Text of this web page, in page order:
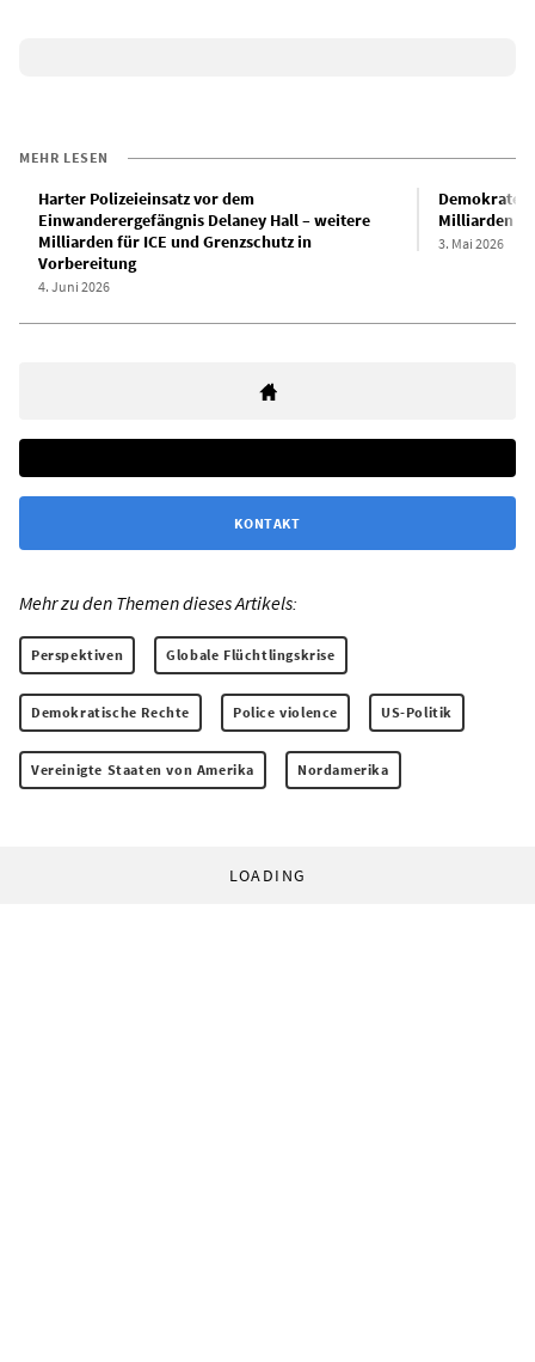
MEHR LESEN
Harter Polizeieinsatz vor dem
Einwanderergefängnis Delaney Hall – weitere
Milliarden für ICE und Grenzschutz in
Vorbereitung
4. Juni 2026
Demokraten
Milliarden
3. Mai 2026
KONTAKT
Mehr zu den Themen dieses Artikels:
Perspektiven Globale Flüchtlingskrise
Demokratische Rechte Police violence US-Politik
Vereinigte Staaten von Amerika Nordamerika
LOADING